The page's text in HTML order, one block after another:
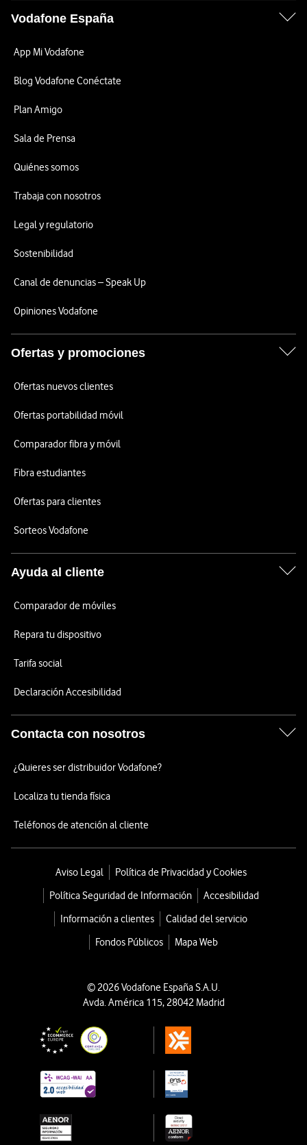
Vodafone España
App Mi Vodafone
Blog Vodafone Conéctate
Plan Amigo
Sala de Prensa
Quiénes somos
Trabaja con nosotros
Legal y regulatorio
Sostenibilidad
Canal de denuncias – Speak Up
Opiniones Vodafone
Ofertas y promociones
Ofertas nuevos clientes
Ofertas portabilidad móvil
Comparador fibra y móvil
Fibra estudiantes
Ofertas para clientes
Sorteos Vodafone
Ayuda al cliente
Comparador de móviles
Repara tu dispositivo
Tarifa social
Declaración Accesibilidad
Contacta con nosotros
¿Quieres ser distribuidor Vodafone?
Localiza tu tienda física
Teléfonos de atención al cliente
Aviso Legal
Política de Privacidad y Cookies
Política Seguridad de Información
Accesibilidad
Información a clientes
Calidad del servicio
Fondos Públicos
Mapa Web
© 2026 Vodafone España S.A.U.
Avda. América 115, 28042 Madrid